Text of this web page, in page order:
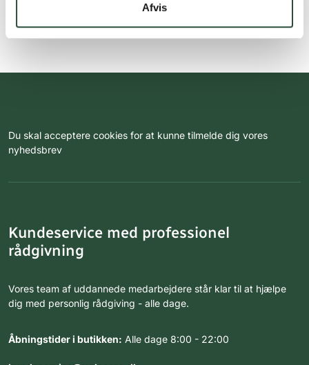
Afvis
Du skal acceptere cookies for at kunne tilmelde dig vores
nyhedsbrev
Kundeservice med professionel
rådgivning
Vores team af uddannede medarbejdere står klar til at hjælpe
dig med personlig rådgiving - alle dage.
Åbningstider i butikken: Alle dage 8:00 - 22:00